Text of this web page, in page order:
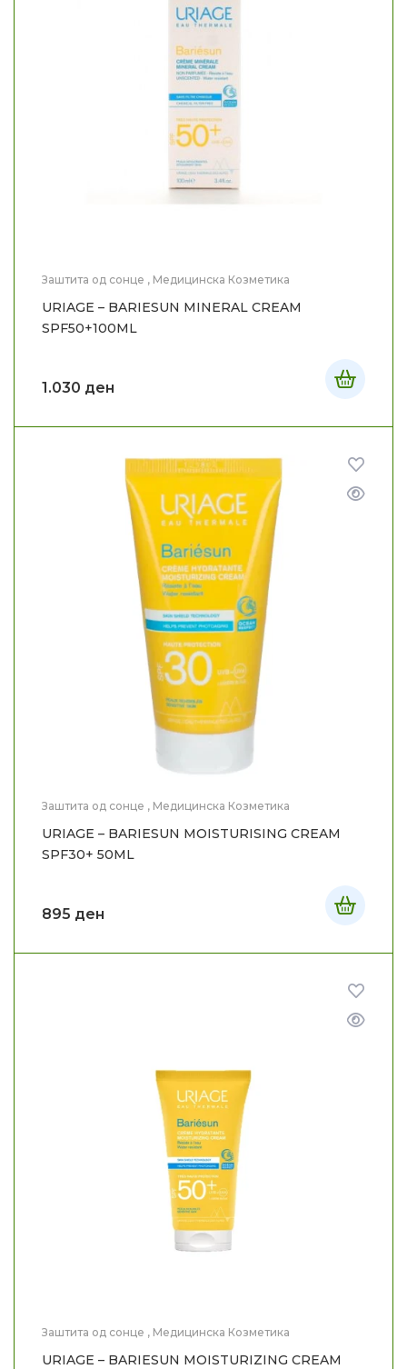
Заштита од сонце , Медицинска Козметика
URIAGE – BARIESUN MINERAL CREAM
SPF50+100ML
1.030 ден
Заштита од сонце , Медицинска Козметика
URIAGE – BARIESUN MOISTURISING CREAM
SPF30+ 50ML
895 ден
Заштита од сонце , Медицинска Козметика
URIAGE – BARIESUN MOISTURIZING CREAM